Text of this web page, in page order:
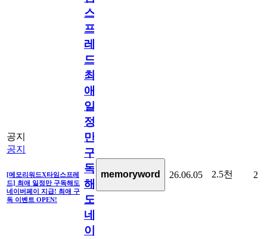
공지
공지
[메모리워드X타임스프레
드] 최애 일정만 구독해도
네이버페이 지급! 최애 구
독 이벤트 OPEN!
스
프
레
드]
최
애
일
정
만
구
독
해
도
네
이
memoryword 26.06.05 2.5천 2